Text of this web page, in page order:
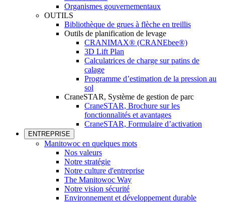
Organismes gouvernementaux
OUTILS
Bibliothèque de grues à flèche en treillis
Outils de planification de levage
CRANIMAX® (CRANEbee®)
3D Lift Plan
Calculatrices de charge sur patins de
calage
Programme d’estimation de la pression au
sol
CraneSTAR, Système de gestion de parc
CraneSTAR, Brochure sur les
fonctionnalités et avantages
CraneSTAR, Formulaire d’activation
ENTREPRISE
Manitowoc en quelques mots
Nos valeurs
Notre stratégie
Notre culture d'entreprise
The Manitowoc Way
Notre vision sécurité
Environnement et développement durable